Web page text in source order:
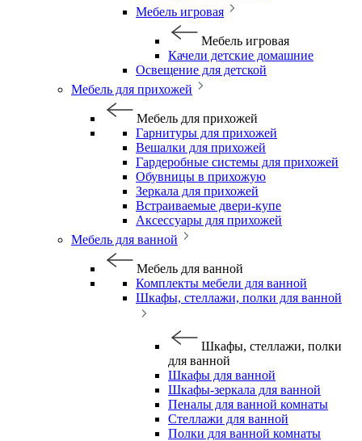
Мебель игровая
Мебель игровая
Качели детские домашние
Освещение для детской
Мебель для прихожей
Мебель для прихожей
Гарнитуры для прихожей
Вешалки для прихожей
Гардеробные системы для прихожей
Обувницы в прихожую
Зеркала для прихожей
Встраиваемые двери-купе
Аксессуары для прихожей
Мебель для ванной
Мебель для ванной
Комплекты мебели для ванной
Шкафы, стеллажи, полки для ванной
Шкафы, стеллажи, полки
для ванной
Шкафы для ванной
Шкафы-зеркала для ванной
Пеналы для ванной комнаты
Стеллажи для ванной
Полки для ванной комнаты